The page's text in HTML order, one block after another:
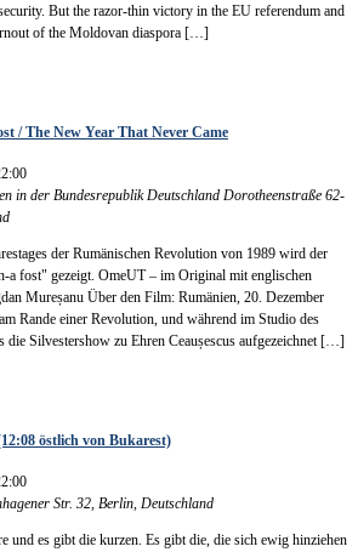
But the razor-thin victory in the EU referendum and
of the Moldovan diaspora […]
/ The New Year That Never Came
in der Bundesrepublik Deutschland Dorotheenstraße 62-
der Rumänischen Revolution von 1989 wird der
a fost" gezeigt. OmeUT – im Original mit englischen
Mureșanu Über den Film: Rumänien, 20. Dezember
Rande einer Revolution, und während im Studio des
die Silvestershow zu Ehren Ceaușescus aufgezeichnet […]
östlich von Bukarest)
Str. 32, Berlin, Deutschland
und es gibt die kurzen. Es gibt die, die sich ewig hinziehen